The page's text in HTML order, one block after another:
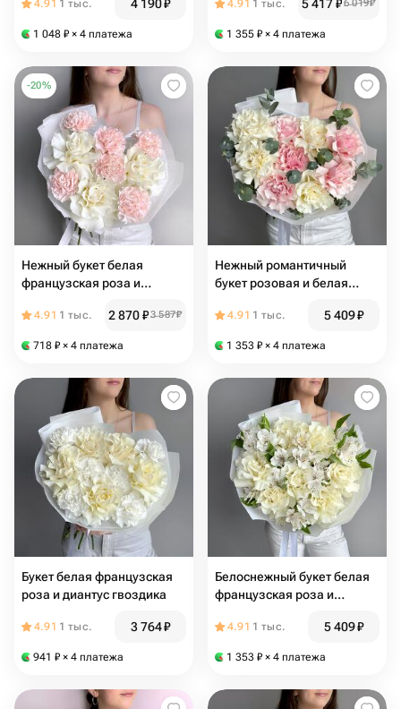
4.91 1 тыс. 4 190₽
1 048 ₽ × 4 платежа
матрикария
4.91 1 тыс. 5 417 ₽6 019₽
1 355 ₽ × 4 платежа
-20%
Нежный букет белая
французская роза и
4.91 1 тыс. 2 870₽3 587₽
718 ₽ × 4 платежа
Нежный романтичный
букет розовая и белая
эвкалиптом
4.91 1 тыс. 5 409₽
1 353 ₽ × 4 платежа
Букет белая французская
роза и диантус гвоздика
4.91 1 тыс. 3 764₽
941 ₽ × 4 платежа
Белоснежный букет белая
французская роза и
4.91 1 тыс. 5 409₽
1 353 ₽ × 4 платежа